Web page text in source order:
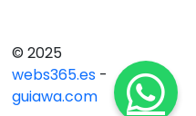
© 2025
webs365.es -
guiawa.com